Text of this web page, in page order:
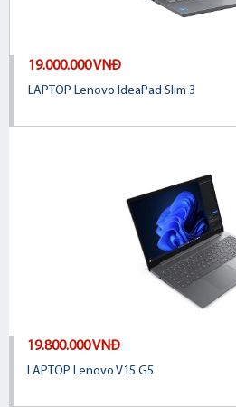
19.000.000 VNĐ
LAPTOP Lenovo IdeaPad Slim 3
19.800.000 VNĐ
LAPTOP Lenovo V15 G5